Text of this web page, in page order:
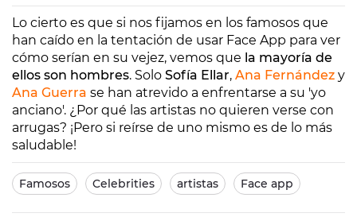
Lo cierto es que si nos fijamos en los famosos que
han caído en la tentación de usar Face App para ver
cómo serían en su vejez, vemos que la mayoría de
ellos son hombres. Solo Sofía Ellar, Ana Fernández y
Ana Guerra se han atrevido a enfrentarse a su 'yo
anciano'. ¿Por qué las artistas no quieren verse con
arrugas? ¡Pero si reírse de uno mismo es de lo más
saludable!
Famosos Celebrities artistas Face app